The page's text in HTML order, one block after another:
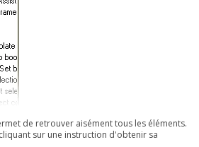
de retrouver aisément tous les éléments.
sur une instruction d'obtenir sa